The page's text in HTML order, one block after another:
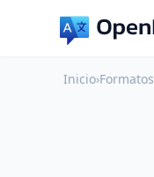
Inicio›Formatos